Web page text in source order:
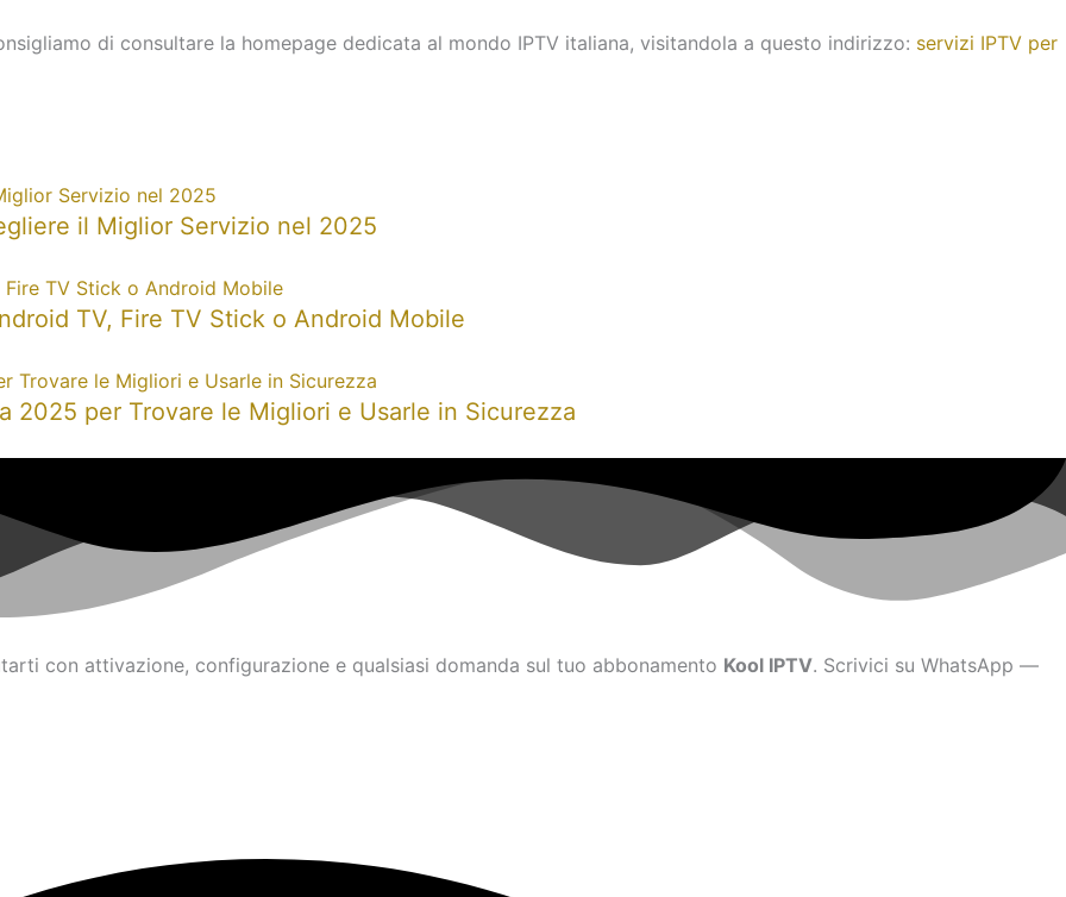
di consultare la homepage dedicata al mondo IPTV italiana, visitandola a questo indirizzo: servizi IPTV per
il Miglior Servizio nel 2025
TV, Fire TV Stick o Android Mobile
2025 per Trovare le Migliori e Usarle in Sicurezza
con attivazione, configurazione e qualsiasi domanda sul tuo abbonamento Kool IPTV. Scrivici su WhatsApp —